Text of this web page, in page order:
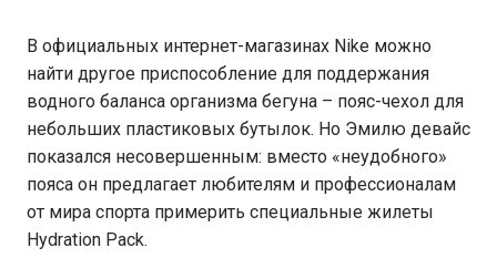
В официальных интернет-магазинах Nike можно
найти другое приспособление для поддержания
водного баланса организма бегуна – пояс-чехол для
небольших пластиковых бутылок. Но Эмилю девайс
показался несовершенным: вместо «неудобного»
пояса он предлагает любителям и профессионалам
от мира спорта примерить специальные жилеты
Hydration Pack.